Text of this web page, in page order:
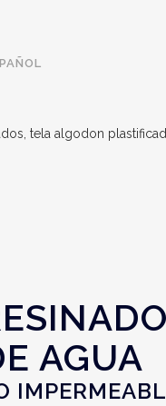
tela algodon
AGUA